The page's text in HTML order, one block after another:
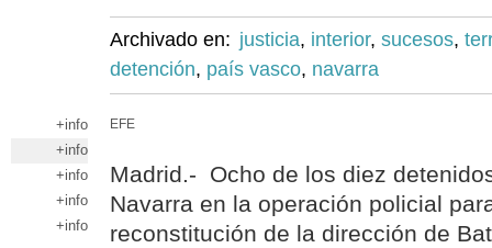
Archivado en: justicia, interior, sucesos,
detención, país vasco, navarra
+info
+info
+info
+info
+info
EFE
Madrid.- Ocho de los diez
Navarra en la operación policial
reconstitución de la dirección de